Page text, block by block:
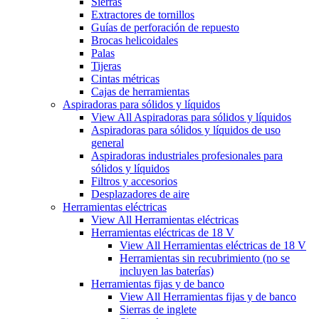
Extractores de tornillos
Guías de perforación de repuesto
Brocas helicoidales
Palas
Tijeras
Cintas métricas
Cajas de herramientas
Aspiradoras para sólidos y líquidos
View All Aspiradoras para sólidos y líquidos
Aspiradoras para sólidos y líquidos de uso
general
Aspiradoras industriales profesionales para
sólidos y líquidos
Filtros y accesorios
Desplazadores de aire
Herramientas eléctricas
View All Herramientas eléctricas
Herramientas eléctricas de 18 V
View All Herramientas eléctricas de 18 V
Herramientas sin recubrimiento (no se
incluyen las baterías)
Herramientas fijas y de banco
View All Herramientas fijas y de banco
Sierras de inglete